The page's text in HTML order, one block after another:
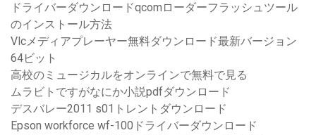
ドライバーダウンロードqcomローダーフラッシュツール
のインストール方法
Vlcメディアプレーヤー無料ダウンロード最新バージョン
64ビット
高校のミュージカルをオンラインで無料で見る
ムラビトですがなにか小説pdfダウンロード
デスバレー2011 s01トレントダウンロード
Epson workforce wf-100ドライバーダウンロード